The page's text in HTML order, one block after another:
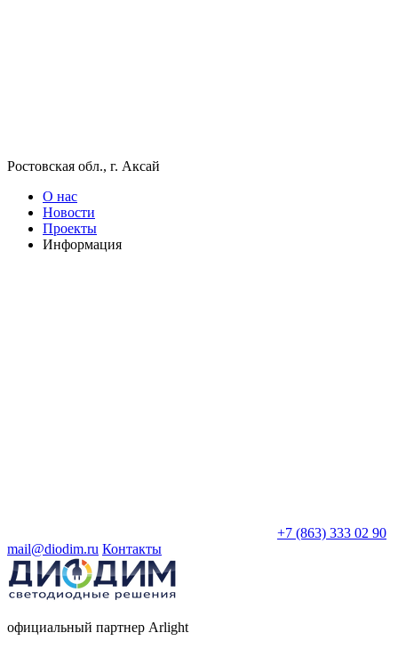
Ростовская обл., г. Аксай
О нас
Новости
Проекты
Информация
+7 (863) 333 02 90
mail@diodim.ru Контакты
официальный партнер Arlight